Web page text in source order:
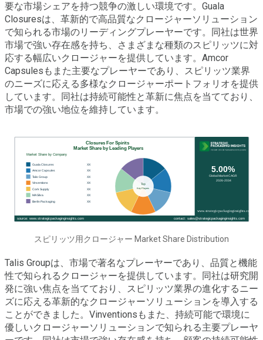
要な市場シェアを持つ競争の激しい環境です。Guala
Closuresは、革新的で高品質なクロージャーソリューション
で知られる市場のリーディングプレーヤーです。同社は世界
市場で強い存在感を持ち、さまざまな種類のスピリッツに対
応する幅広いクロージャーを提供しています。Amcor
Capsulesもまた主要なプレーヤーであり、スピリッツ業界
のニーズに応える多様なクロージャーポートフォリオを提供
しています。同社は持続可能性と革新に焦点を当てており、
市場での強い地位を維持しています。
スピリッツ用クロージャー Market Share Distribution
Talis Groupは、市場で著名なプレーヤーであり、品質と機能
性で知られるクロージャーを提供しています。同社は研究開
発に強い焦点を当てており、スピリッツ業界の進化するニー
ズに応える革新的なクロージャーソリューションを導入する
ことができました。Vinventionsもまた、持続可能で環境に
優しいクロージャーソリューションで知られる主要プレーヤ